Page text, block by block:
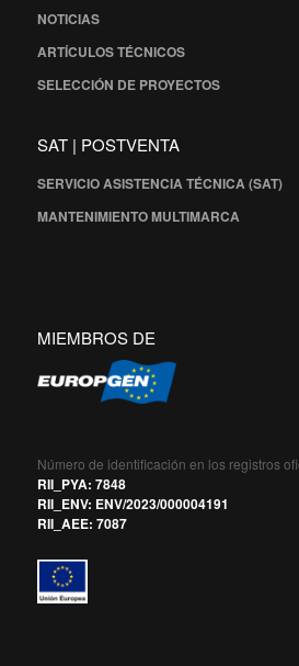
NOTICIAS
ARTÍCULOS TÉCNICOS
SELECCIÓN DE PROYECTOS
SAT | POSTVENTA
SERVICIO ASISTENCIA TÉCNICA (SAT)
MANTENIMIENTO MULTIMARCA
MIEMBROS DE
Número de identificación en los registros
RII_PYA: 7848
RII_ENV: ENV/2023/000004191
RII_AEE: 7087